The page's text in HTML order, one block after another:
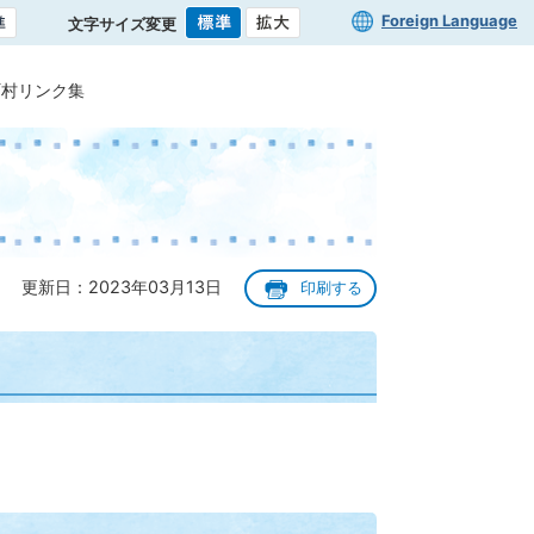
文字サイズ変更 Foreign Language
リンク集
更新日：2023年03月13日 印刷する